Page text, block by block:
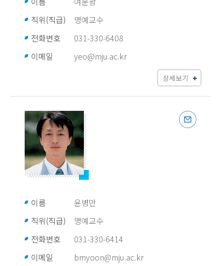
직위(직급)
명예교수
전화번호
031-330-6408
이메일
yeo@mju.ac.kr
상세보기
이름
윤병만
직위(직급)
명예교수
전화번호
031-330-6414
이메일
bmyoon@mju.ac.kr